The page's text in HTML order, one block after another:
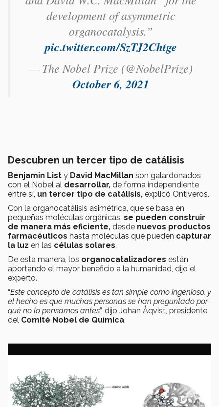
development of asymmetric
organocatalysis.”
pic.twitter.com/SzTJ2Chtge
— The Nobel Prize (@NobelPrize)
October 6, 2021
Descubren un tercer tipo de catálisis
Benjamin List y David MacMillan son galardonados
con el Nobel al desarrollar, de forma independiente
entre sí, un tercer tipo de catálisis, explicó Ontiveros.
Con la organocatálisis asimétrica, que se basa en
pequeñas moléculas orgánicas, se pueden construir
de manera más eficiente, desde nuevos productos
farmacéuticos hasta moléculas que pueden capturar
la luz en las células solares.
De esta manera, los organocatalizadores están
aportando el mayor beneficio a la humanidad, dijo el
experto.
“Este concepto de catálisis es tan simple como ingenioso, y
el hecho es que muchas personas se han preguntado por
qué no lo pensamos antes”, dijo Johan Åqvist, presidente
del Comité Nobel de Química.